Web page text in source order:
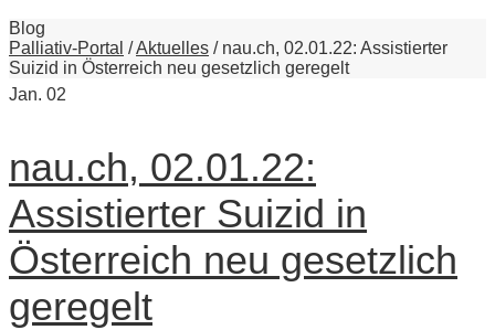
Blog
Palliativ-Portal /Aktuelles / nau.ch, 02.01.22: Assistierter
Suizid in Österreich neu gesetzlich geregelt
Jan. 02
nau.ch, 02.01.22:
Assistierter Suizid in
Österreich neu gesetzlich
geregelt